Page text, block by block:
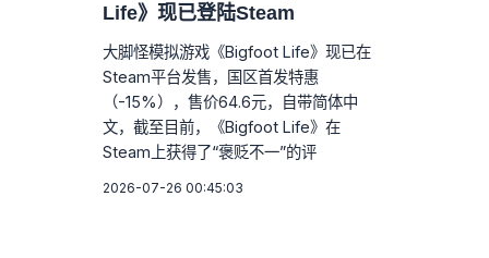
Life》现已登陆Steam
大脚怪模拟游戏《Bigfoot Life》现已在
Steam平台发售，国区首发特惠
（-15%），售价64.6元，自带简体中
文，截至目前，《Bigfoot Life》在
Steam上获得了“褒贬不一”的评
2026-07-26 00:45:03